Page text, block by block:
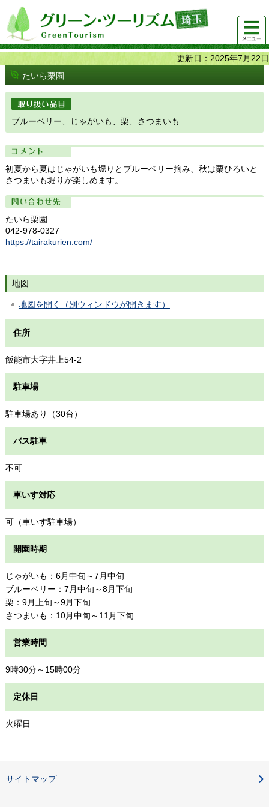
グリーンツーリズム埼玉 緑豊かな農山村で 楽しく！
美味しく！
メニュ
ー
更新日：2025年7月22日
たいら栗園
取り扱い品目
ブルーベリー、じゃがいも、栗、さつまいも
コメント
初夏から夏はじゃがいも堀りとブルーベリー摘み、秋は栗ひろいと
さつまいも堀りが楽しめます。
問い合わせ先
たいら栗園
042-978-0327
https://tairakurien.com/
地図
地図を開く（別ウィンドウが開きます）
住所
飯能市大字井上54-2
駐車場
駐車場あり（30台）
バス駐車
不可
車いす対応
可（車いす駐車場）
開園時期
じゃがいも：6月中旬～7月中旬
ブルーベリー：7月中旬～8月下旬
栗：9月上旬～9月下旬
さつまいも：10月中旬～11月下旬
営業時間
9時30分～15時00分
定休日
火曜日
サイトマップ